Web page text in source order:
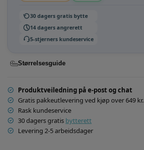
30 dagers gratis bytte
14 dagers angrerett
5-stjerners kundeservice
Størrelsesguide
Produktveiledning på e-post og chat
Gratis pakkeutlevering ved kjøp over 649 kr.
Rask kundeservice
30 dagers gratis bytterett
Levering 2-5 arbeidsdager